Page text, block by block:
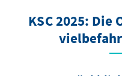
KSC 2025: Die